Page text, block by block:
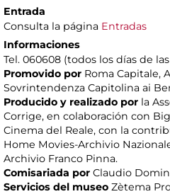
Entrada
Consulta la página Entradas
Informaciones
Tel. 060608 (todos los días de
Promovido por Roma Capitale,
Sovrintendenza Capitolina ai
Producido y realizado por la
Corrige, en colaboración con
Cinema del Reale, con la
Home Movies-Archivio
Archivio Franco Pinna.
Comisariada por Claudio
Servicios del museo Zètema